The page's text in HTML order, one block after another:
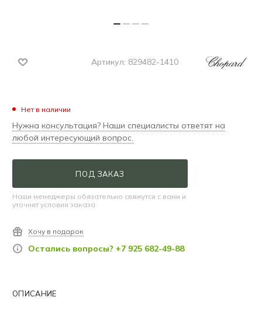
Артикул: 829482-1410
Нет в наличии
Нужна консультация? Наши специалисты ответят на
любой интересующий вопрос.
ПОД ЗАКАЗ
Наши менеджеры обязательно свяжутся с вами и
уточнят условия заказа
Хочу в подарок
Остались вопросы? +7 925 682-49-88
ОПИСАНИЕ